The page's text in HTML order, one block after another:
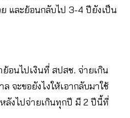
และย้อนกลับไป 3-4 ปียังเป็น
ย้อนไปเงินที่ สปสช. จ่ายเกิน
ล จะขอยังไงให้เอากลับมาใช้
ลังไปจ่ายเกินทุกปี มี 2 ปีนี้ที่